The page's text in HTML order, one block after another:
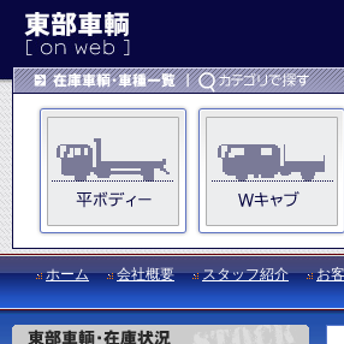
ホーム 会社概要 スタッフ紹介 お